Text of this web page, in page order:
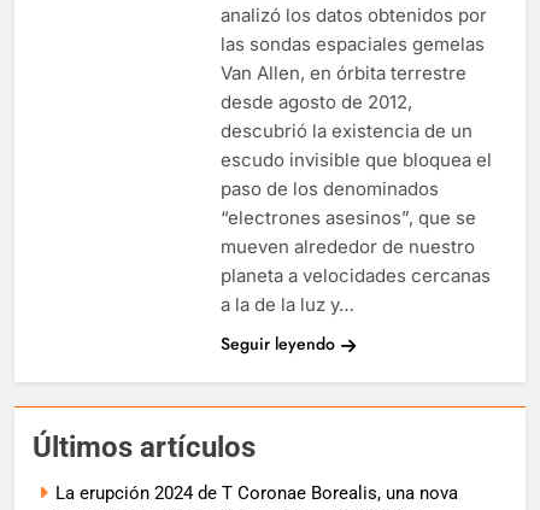
analizó los datos obtenidos por
las sondas espaciales gemelas
Van Allen, en órbita terrestre
desde agosto de 2012,
descubrió la existencia de un
escudo invisible que bloquea el
paso de los denominados
“electrones asesinos”, que se
mueven alrededor de nuestro
planeta a velocidades cercanas
a la de la luz y…
Seguir leyendo
Últimos artículos
La erupción 2024 de T Coronae Borealis, una nova